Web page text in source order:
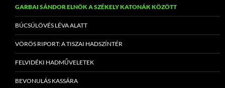
GARBAI SÁNDOR ELNÖK A SZÉKELY KATONÁK KÖZÖTT
BÚCSÚLÖVÉS LÉVA ALATT
VÖRÖS RIPORT: A TISZAI HADSZÍNTÉR
FELVIDÉKI HADMŰVELETEK
BEVONULÁS KASSÁRA